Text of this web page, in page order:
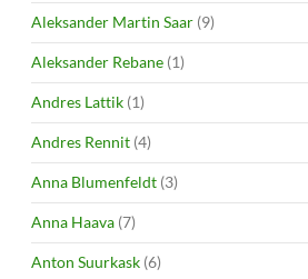
Aleksander Martin Saar (9)
Aleksander Rebane (1)
Andres Lattik (1)
Andres Rennit (4)
Anna Blumenfeldt (3)
Anna Haava (7)
Anton Suurkask (6)